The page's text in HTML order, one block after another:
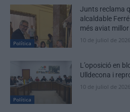
Política
Junts reclama
alcaldable
més aviat millor
10 de juliol de 2026
Política
L’oposició en
Ulldecona i
10 de juliol de 2026